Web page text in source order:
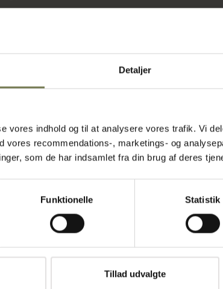
Detaljer
vores indhold og til at analysere vores trafik. Vi
vores recommendations-, marketings- og
som de har indsamlet fra din brug af deres
Funktionelle Statistik
Tillad udvalgte
hvor der
i
let at flytte
Med en
gør
kan holde
funktion.